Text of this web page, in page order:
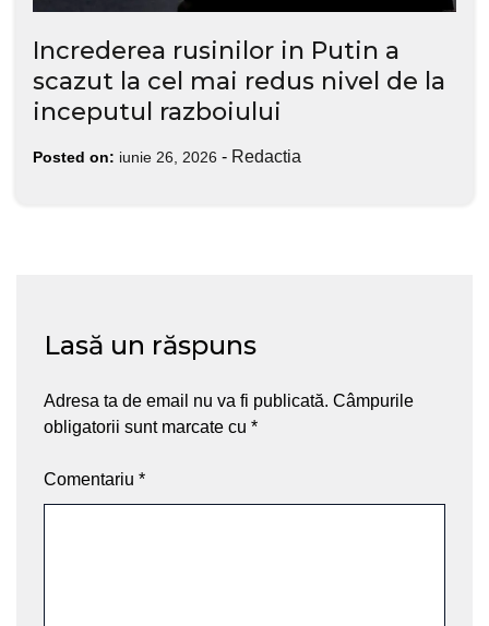
Increderea rusinilor in Putin a
scazut la cel mai redus nivel de la
inceputul razboiului
Posted on: iunie 26, 2026 - Redactia
Lasă un răspuns
Adresa ta de email nu va fi publicată. Câmpurile
obligatorii sunt marcate cu *
Comentariu *